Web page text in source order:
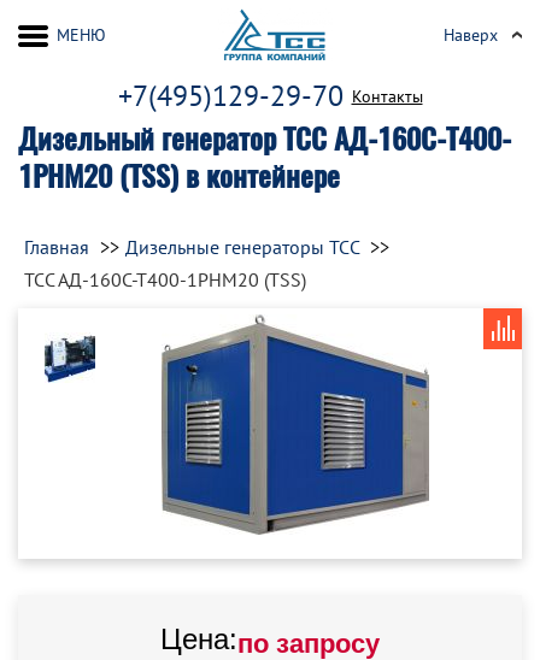
Дизельный генератор ТСС АД-160С-Т400-
1РНМ20 (TSS) в контейнере
+7(495)129-29-70 Контакты
МЕНЮ Наверх
Главная
Дизельные генераторы ТСС
ТСС АД-160С-Т400-1РНМ20 (TSS)
Цена:по запросу